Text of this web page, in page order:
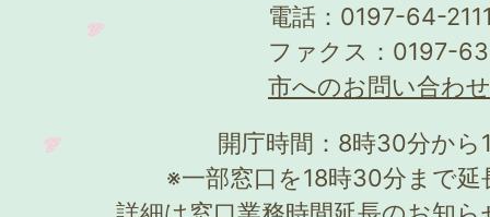
電話：0197-64-
ファクス：0197-
市へのお問い合わ
開庁時間：8時30分か
※一部窓口を18時30分まで